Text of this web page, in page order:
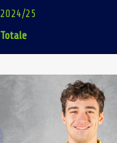
2024/25
Totale